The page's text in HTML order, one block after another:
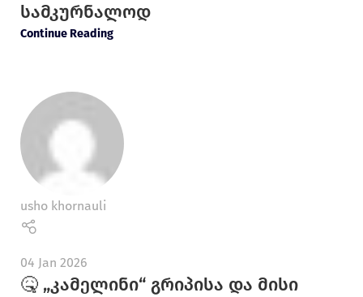
სამკურნალოდ
Continue Reading
usho khornauli
04 Jan 2026
🤒 „კამელინი“ გრიპისა და მისი